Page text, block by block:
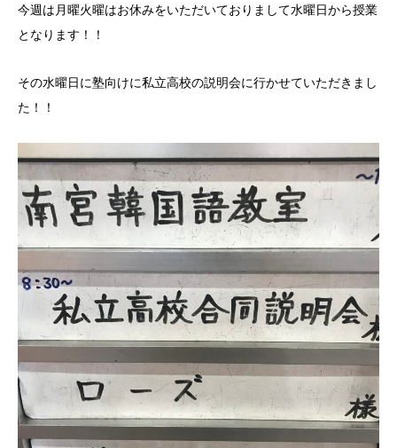
今週は月曜火曜はお休みをいただいておりまして水曜日から授業
となります！！
その水曜日に塾向けに私立高校の説明会に行かせていただきまし
た！！